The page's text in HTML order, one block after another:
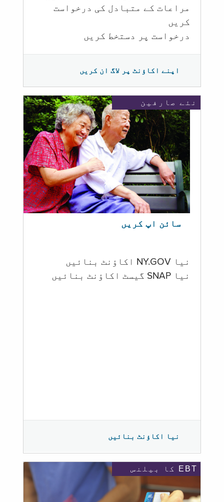
مراعات کے متبادل کی درخواست
کریں
درخواست پر دستخط کریں
اپنے اکاؤنٹ پر لاگ ان کریں
نئے صارفین
سائن اپ کریں
نیا NY.GOV اکاؤنٹ بنائیں
نیا SNAP گیسٹ اکاؤنٹ بنائیں
نیا اکاؤنٹ بنائیں
EBT کا بیلنس